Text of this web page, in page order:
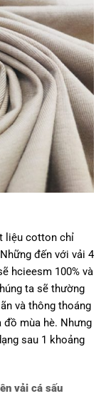
liệu cotton chỉ
đến với vải 4
hcieesm 100% và
ta sẽ thường
và thông thoáng
mùa hè. Nhưng
sau 1 khoảng
vải cá sấu